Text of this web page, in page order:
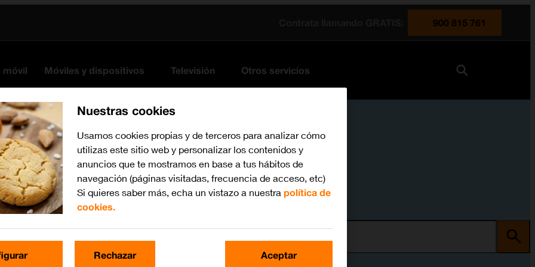
900 815 761
móvil Móviles y dispositivos Televisión Otros servicios
Nuestras cookies
Usamos cookies propias y de terceros para analizar cómo
utilizas este sitio web y personalizar los contenidos y
anuncios que te mostramos en base a tus hábitos de
navegación (páginas visitadas, frecuencia de acceso, etc)
Si quieres saber más, echa un vistazo a nuestra política de
cookies.
Rechazar Aceptar